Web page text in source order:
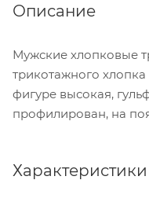
Описание
Мужские хлопковые
трикотажного
фигуре высокая,
профилирован, на
Характеристики